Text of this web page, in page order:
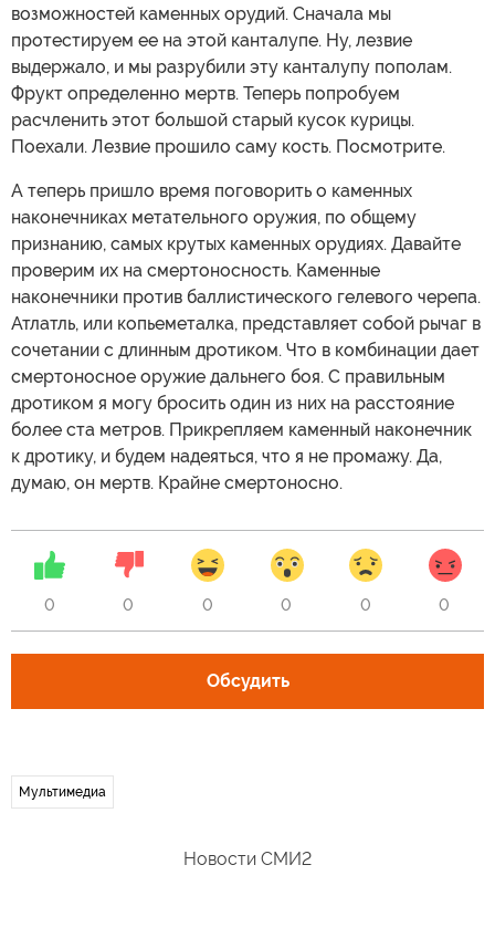
возможностей каменных орудий. Сначала мы
протестируем ее на этой канталупе. Ну, лезвие
выдержало, и мы разрубили эту канталупу пополам.
Фрукт определенно мертв. Теперь попробуем
расчленить этот большой старый кусок курицы.
Поехали. Лезвие прошило саму кость. Посмотрите.
А теперь пришло время поговорить о каменных
наконечниках метательного оружия, по общему
признанию, самых крутых каменных орудиях. Давайте
проверим их на смертоносность. Каменные
наконечники против баллистического гелевого черепа.
Атлатль, или копьеметалка, представляет собой рычаг в
сочетании с длинным дротиком. Что в комбинации дает
смертоносное оружие дальнего боя. С правильным
дротиком я могу бросить один из них на расстояние
более ста метров. Прикрепляем каменный наконечник
к дротику, и будем надеяться, что я не промажу. Да,
думаю, он мертв. Крайне смертоносно.
0 0 0 0 0 0
Обсудить
Мультимедиа
Новости СМИ2